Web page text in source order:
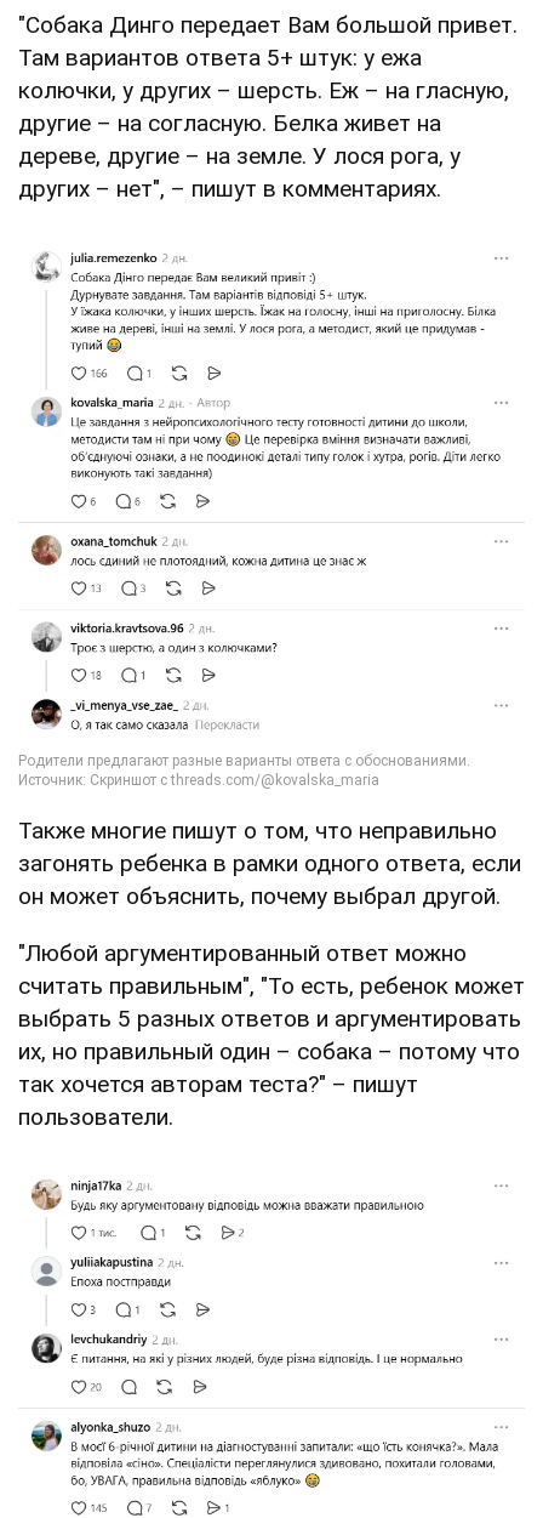
"Собака Динго передает Вам большой привет.
Там вариантов ответа 5+ штук: у ежа
колючки, у других – шерсть. Еж – на гласную,
другие – на согласную. Белка живет на
дереве, другие – на земле. У лося рога, у
других – нет", – пишут в комментариях.
Также многие пишут о том, что неправильно
загонять ребенка в рамки одного ответа, если
он может объяснить, почему выбрал другой.
"Любой аргументированный ответ можно
считать правильным", "То есть, ребенок может
выбрать 5 разных ответов и аргументировать
их, но правильный один – собака – потому что
так хочется авторам теста?" – пишут
пользователи.